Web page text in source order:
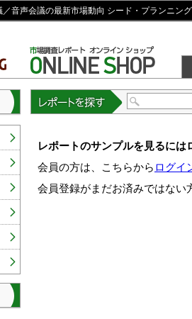
音声会議の最新市場動向 シード・プランニン
レポートのサンプルを見るには
会員の方は、こちらから ログイ
会員登録がまだお済みではない